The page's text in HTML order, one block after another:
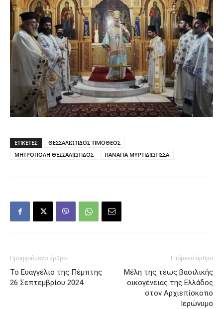
ΕΤΙΚΕΤΕΣ
ΘΕΣΣΑΛΙΩΤΙΔΟΣ ΤΙΜΟΘΕΟΣ
ΜΗΤΡΟΠΟΛΗ ΘΕΣΣΑΛΙΩΤΙΔΟΣ
ΠΑΝΑΓΙΑ ΜΥΡΤΙΔΙΩΤΙΣΣΑ
Προηγούμενο άρθρο
Το Ευαγγέλιο της Πέμπτης
26 Σεπτεμβρίου 2024
Επόμενο άρθρο
Μέλη της τέως βασιλικής
οικογένειας της Ελλάδος
στον Αρχιεπίσκοπο
Ιερώνυμο